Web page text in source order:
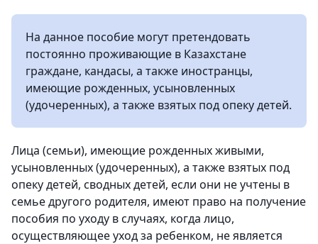
На данное пособие могут претендовать
постоянно проживающие в Казахстане
граждане, кандасы, а также иностранцы,
имеющие рожденных, усыновленных
(удочеренных), а также взятых под опеку детей.
Лица (семьи), имеющие рожденных живыми,
усыновленных (удочеренных), а также взятых под
опеку детей, сводных детей, если они не учтены в
семье другого родителя, имеют право на получение
пособия по уходу в случаях, когда лицо,
осуществляющее уход за ребенком, не является